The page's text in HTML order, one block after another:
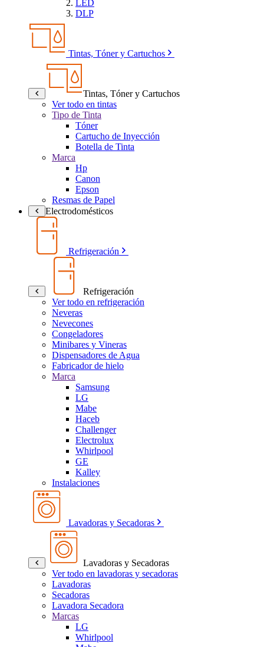
LED
DLP
Tintas, Tóner y Cartuchos
Tintas, Tóner y Cartuchos
Ver todo en tintas
Tipo de Tinta
Tóner
Cartucho de Inyección
Botella de Tinta
Marca
Hp
Canon
Epson
Resmas de Papel
Electrodomésticos
Refrigeración
Refrigeración
Ver todo en refrigeración
Neveras
Nevecones
Congeladores
Minibares y Vineras
Dispensadores de Agua
Fabricador de hielo
Marca
Samsung
LG
Mabe
Haceb
Challenger
Electrolux
Whirlpool
GE
Kalley
Instalaciones
Lavadoras y Secadoras
Lavadoras y Secadoras
Ver todo en lavadoras y secadoras
Lavadoras
Secadoras
Lavadora Secadora
Marcas
LG
Whirlpool